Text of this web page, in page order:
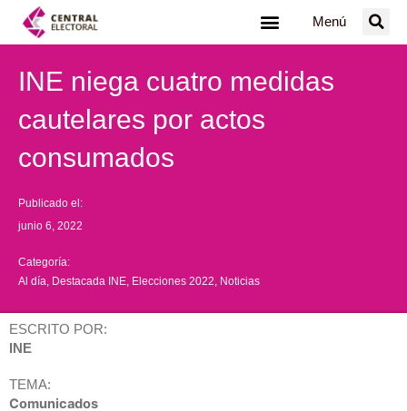
Menú
INE niega cuatro medidas
cautelares por actos
consumados
Publicado el:
junio 6, 2022
Categoría:
Al día Destacada INE Elecciones 2022 Noticias
ESCRITO POR:
INE
TEMA:
Comunicados